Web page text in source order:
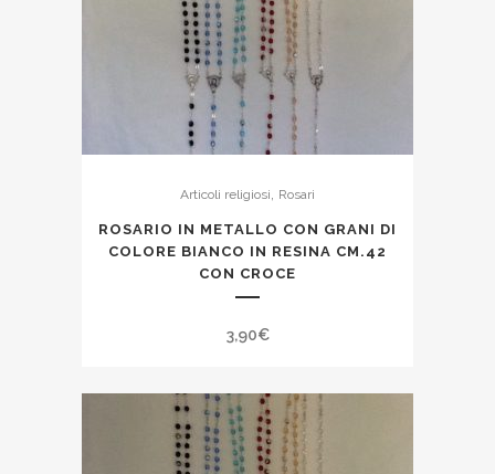
Articoli religiosi Rosari
ROSARIO IN METALLO CON GRANI DI
COLORE BIANCO IN RESINA CM.42
CON CROCE
3,90€